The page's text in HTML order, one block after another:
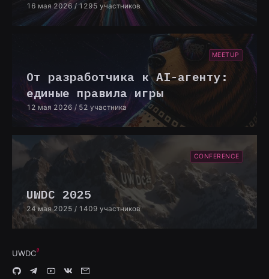
16 мая 2026 / 1295 участников
MEETUP
От разработчика к AI-агенту:
единые правила игры
12 мая 2026 / 52 участника
CONFERENCE
UWDC 2025
24 мая 2025 / 1409 участников
UWDC